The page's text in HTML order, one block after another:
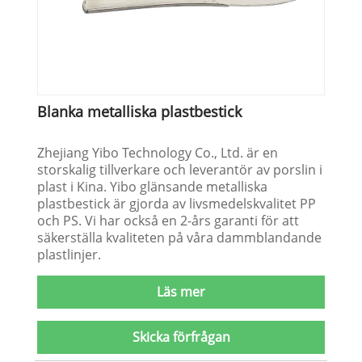
Blanka metalliska plastbestick
Zhejiang Yibo Technology Co., Ltd. är en
storskalig tillverkare och leverantör av porslin i
plast i Kina. Yibo glänsande metalliska
plastbestick är gjorda av livsmedelskvalitet PP
och PS. Vi har också en 2-års garanti för att
säkerställa kvaliteten på våra dammblandande
plastlinjer.
Läs mer
Skicka förfrågan